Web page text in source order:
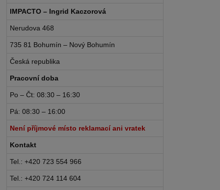
IMPACTO – Ingrid Kaczorová
Nerudova 468
735 81 Bohumín – Nový Bohumín
Česká republika
Pracovní doba
Po – Čt: 08:30 – 16:30
Pá: 08:30 – 16:00
Není příjmové místo reklamací ani vratek
Kontakt
Tel.: +420 723 554 966
Tel.: +420 724 114 604